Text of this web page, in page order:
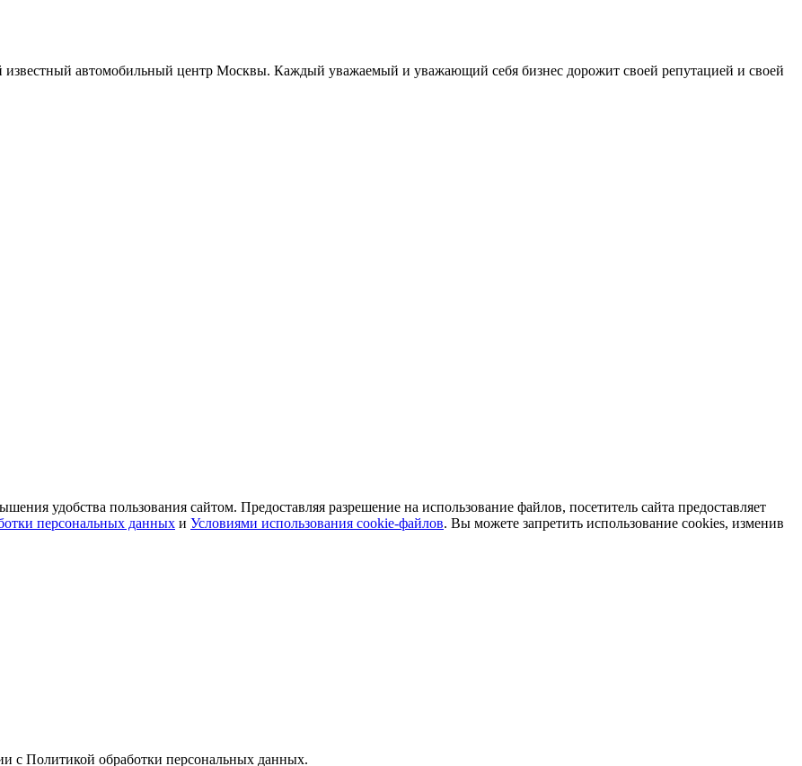
автомобильный центр Москвы. Каждый уважаемый и уважающий себя бизнес дорожит своей репутацией и своей
удобства пользования сайтом. Предоставляя разрешение на использование файлов, посетитель сайта предоставляет
персональных данных и Условиями использования cookie-файлов. Вы можете запретить использование cookies, изменив
с Политикой обработки персональных данных.